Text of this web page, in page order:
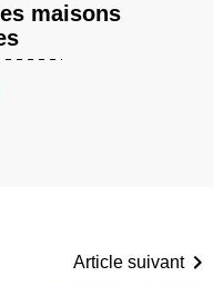
maisons
Article suivant